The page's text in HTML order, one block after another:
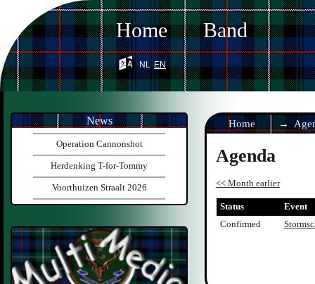
Home Band
nl en
Home
Agenda
<< Month earlier
Status
Event
Confirmed
News
Operation Cannonshot
Herdenking T-for-Tommy
Voorthuizen Straalt 2026